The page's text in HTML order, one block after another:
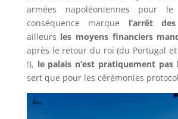
armées napoléoniennes pour
conséquence marque l’arrêt
ailleurs les moyens financiers
après le retour du roi (du Portugal
!), le palais n’est pratiquement pas
sert que pour les cérémonies